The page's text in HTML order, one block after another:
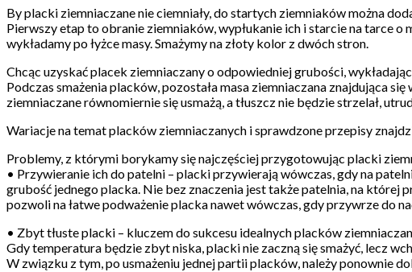
By placki ziemniaczane nie ciemniały, do startych ziemniaków można
Pierwszy etap to obranie ziemniaków, wypłukanie ich i starcie na tarce
wykładamy po łyżce masy. Smażymy na złoty kolor z dwóch stron.
Chcąc uzyskać placek ziemniaczany o odpowiedniej grubości,
Podczas smażenia placków, pozostała masa ziemniaczana znajdująca
ziemniaczane równomiernie się usmażą, a tłuszcz nie będzie strzelał,
Wariacje na temat placków ziemniaczanych i sprawdzone przepisy
Problemy, z którymi borykamy się najczęściej przygotowując placki
• Przywieranie ich do patelni – placki przywierają wówczas, gdy na
grubość jednego placka. Nie bez znaczenia jest także patelnia, na
pozwoli na łatwe podważenie placka nawet wówczas, gdy przywrze do
• Zbyt tłuste placki – kluczem do sukcesu idealnych placków
Gdy temperatura będzie zbyt niska, placki nie zaczną się smażyć, lecz
W związku z tym, po usmażeniu jednej partii placków, należy ponownie